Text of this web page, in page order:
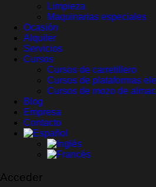
Limpieza
Maquinarias especiales
Ocasión
Alquiler
Servicios
Cursos
Cursos de carretillero
Cursos de plataformas
Cursos de mozo de
Blog
Empresa
Contacto
Acceder